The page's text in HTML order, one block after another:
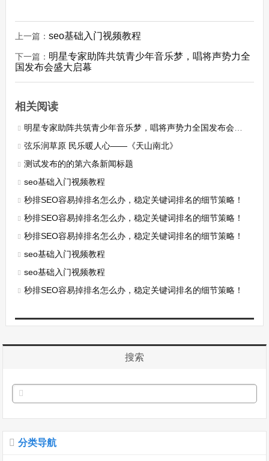
上一篇： seo基础入门视频教程
下一篇： 明星专家助阵共筑青少年音乐梦，唱将声势力全
国发布会盛大启幕
相关阅读
明星专家助阵共筑青少年音乐梦，唱将声势力全国发布会盛大启幕
弦乐润草原 民乐暖人心——《天山南北》
测试发布的的第六条新闻标题
seo基础入门视频教程
秒排SEO容易掉排名怎么办，稳定关键词排名的细节策略！
秒排SEO容易掉排名怎么办，稳定关键词排名的细节策略！
秒排SEO容易掉排名怎么办，稳定关键词排名的细节策略！
seo基础入门视频教程
seo基础入门视频教程
秒排SEO容易掉排名怎么办，稳定关键词排名的细节策略！
搜索
分类导航